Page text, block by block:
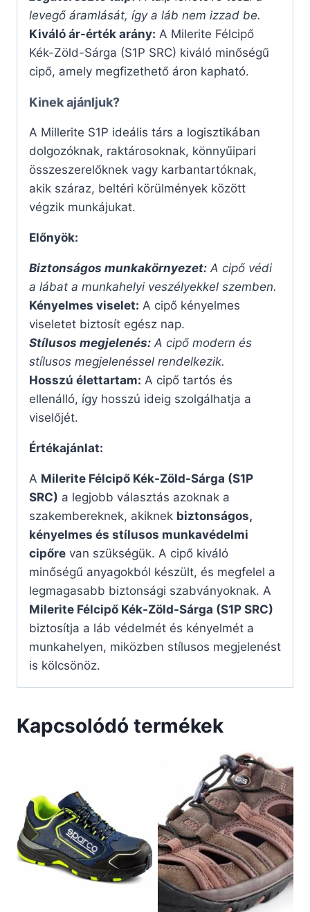
levegő áramlását, így a láb nem izzad be.
Kiváló ár-érték arány: A Milerite Félcipő
Kék-Zöld-Sárga (S1P SRC) kiváló minőségű
cipő, amely megfizethető áron kapható.
Kinek ajánljuk?
A Millerite S1P ideális társ a logisztikában
dolgozóknak, raktárosoknak, könnyűipari
összeszerelőknek vagy karbantartóknak,
akik száraz, beltéri körülmények között
végzik munkájukat.
Előnyök:
Biztonságos munkakörnyezet: A cipő védi
a lábat a munkahelyi veszélyekkel szemben.
Kényelmes viselet: A cipő kényelmes
viseletet biztosít egész nap.
Stílusos megjelenés: A cipő modern és
stílusos megjelenéssel rendelkezik.
Hosszú élettartam: A cipő tartós és
ellenálló, így hosszú ideig szolgálhatja a
viselőjét.
Értékajánlat:
A Milerite Félcipő Kék-Zöld-Sárga (S1P
SRC) a legjobb választás azoknak a
szakembereknek, akiknek biztonságos,
kényelmes és stílusos munkavédelmi
cipőre van szükségük. A cipő kiváló
minőségű anyagokból készült, és megfelel a
legmagasabb biztonsági szabványoknak. A
Milerite Félcipő Kék-Zöld-Sárga (S1P SRC)
biztosítja a láb védelmét és kényelmét a
munkahelyen, miközben stílusos megjelenést
is kölcsönöz.
Kapcsolódó termékek